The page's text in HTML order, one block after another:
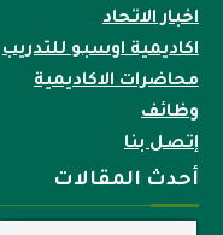
اخبار الاتحاد
اكاديمية اوسبو للتدريب
محاضرات الاكاديمية
وظائف
إتصل بنا
أحدث المقالات